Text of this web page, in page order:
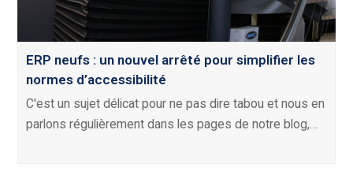
ERP neufs : un nouvel arrêté pour simplifier les
normes d’accessibilité
C'est un sujet délicat pour ne pas dire tabou et nous en
parlons régulièrement dans les pages de notre blog,…